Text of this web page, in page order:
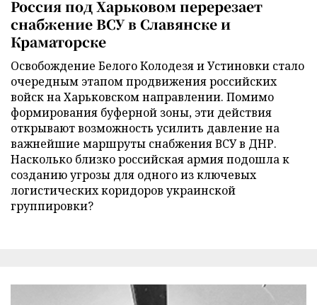
Россия под Харьковом перерезает
снабжение ВСУ в Славянске и
Краматорске
Освобождение Белого Колодезя и Устиновки стало
очередным этапом продвижения российских
войск на Харьковском направлении. Помимо
формирования буферной зоны, эти действия
открывают возможность усилить давление на
важнейшие маршруты снабжения ВСУ в ДНР.
Насколько близко российская армия подошла к
созданию угрозы для одного из ключевых
логистических коридоров украинской
группировки?